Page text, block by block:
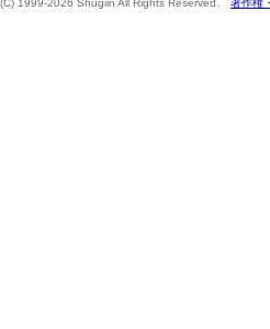
1999-2026 Shugiin All Rights Reserved. 著作権